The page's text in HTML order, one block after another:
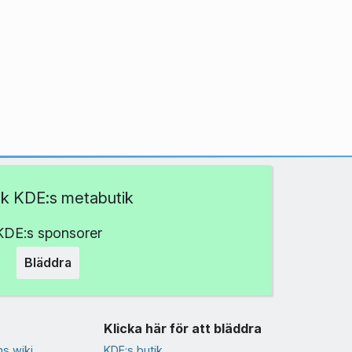
KDE:s metabutik
sponsorer
Bläddra
Klicka här för att bläddra